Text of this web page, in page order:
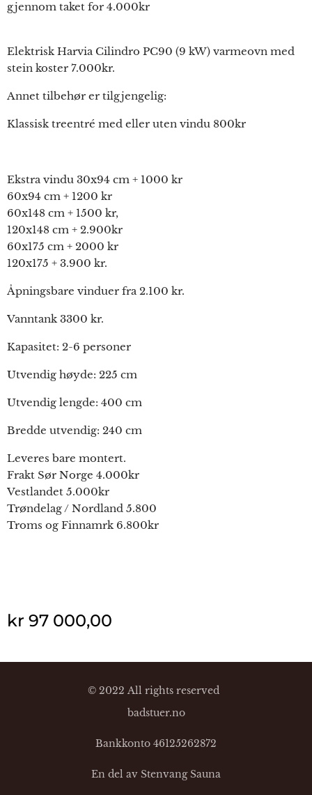
gjennom taket for 4.000kr
Elektrisk Harvia Cilindro PC90 (9 kW) varmeovn med
stein koster 7.000kr.
Annet tilbehør er tilgjengelig:
Klassisk treentré med eller uten vindu 800kr
Ekstra vindu 30x94 cm + 1000 kr
60x94 cm + 1200 kr
60x148 cm + 1500 kr,
120x148 cm + 2.900kr
60x175 cm + 2000 kr
120x175 + 3.900 kr.
Åpningsbare vinduer fra 2.100 kr.
Vanntank 3300 kr.
Kapasitet: 2-6 personer
Utvendig høyde: 225 cm
Utvendig lengde: 400 cm
Bredde utvendig: 240 cm
Leveres bare montert.
Frakt Sør Norge 4.000kr
Vestlandet 5.000kr
Trøndelag / Nordland 5.800
Troms og Finnamrk 6.800kr
kr 97 000,00
© 2022 All rights reserved
badstuer.no
Bankkonto 46125262872
En del av Stenvang Sauna